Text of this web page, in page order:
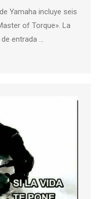
Yamaha incluye seis
of Torque». La
entrada …